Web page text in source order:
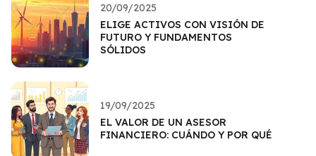
20/09/2025
ELIGE ACTIVOS CON VISIÓN DE
FUTURO Y FUNDAMENTOS
SÓLIDOS
19/09/2025
EL VALOR DE UN ASESOR
FINANCIERO: CUÁNDO Y POR QUÉ